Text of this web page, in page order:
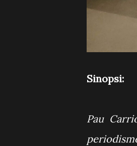
Sinopsi:
Pau